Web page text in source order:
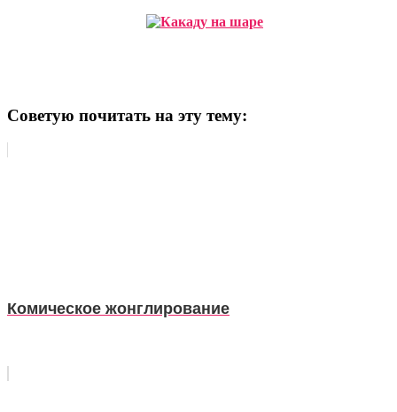
Советую почитать на эту тему:
Комическое жонглирование